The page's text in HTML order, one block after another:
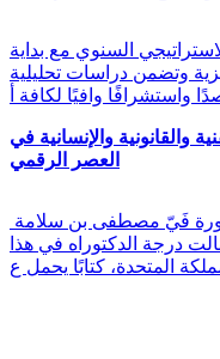
السنوي مع بداية
وتضمن دراسات تحليلية
وافيًا لكافة أ
والقانونية والإنسانية في
العصر الرقمي
درجة الدكتوراه في هذا
المتحدة، كتابًا يحمل ع